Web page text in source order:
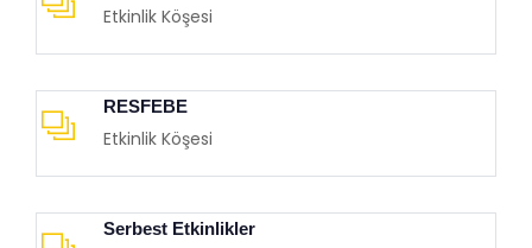
Etkinlik Köşesi
RESFEBE
Etkinlik Köşesi
Serbest Etkinlikler